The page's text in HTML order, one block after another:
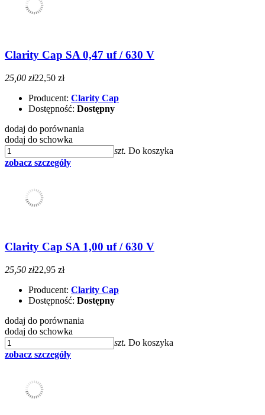
Clarity Cap SA 0,47 uf / 630 V
25,00 zł22,50 zł
Producent: Clarity Cap
Dostępność: Dostępny
dodaj do porównania
dodaj do schowka
szt. Do koszyka
zobacz szczegóły
Clarity Cap SA 1,00 uf / 630 V
25,50 zł22,95 zł
Producent: Clarity Cap
Dostępność: Dostępny
dodaj do porównania
dodaj do schowka
szt. Do koszyka
zobacz szczegóły